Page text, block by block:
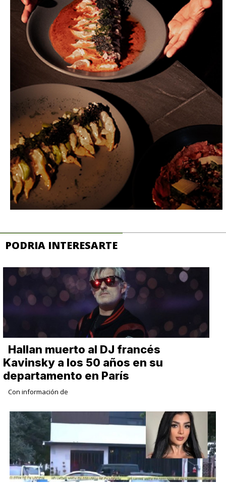
PODRIA INTERESARTE
Hallan muerto al DJ francés
Kavinsky a los 50 años en su
departamento en París
Con información de